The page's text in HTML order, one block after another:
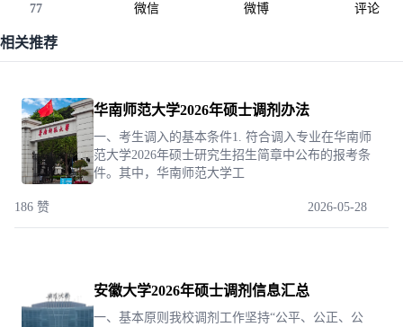
77 微信 微博 评论
相关推荐
华南师范大学2026年硕士调剂办法
一、考生调入的基本条件1. 符合调入专业在华南师
范大学2026年硕士研究生招生简章中公布的报考条
件。其中，华南师范大学工
186 赞 2026-05-28
安徽大学2026年硕士调剂信息汇总
一、基本原则我校调剂工作坚持“公平、公正、公